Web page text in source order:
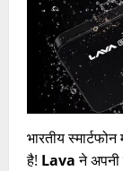
भारतीय
है! Lavaने अपनी